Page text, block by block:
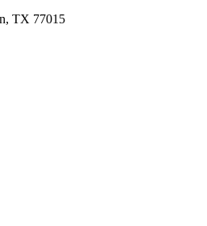
, TX 77015